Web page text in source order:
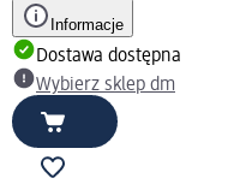
Informacje
Dostawa dostępna
Wybierz sklep dm